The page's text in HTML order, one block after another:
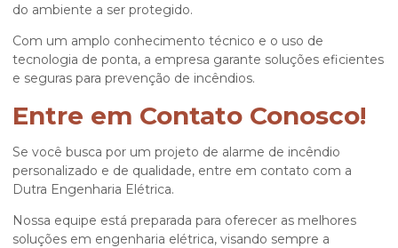
do ambiente a ser protegido.
Com um amplo conhecimento técnico e o uso de
tecnologia de ponta, a empresa garante soluções eficientes
e seguras para prevenção de incêndios.
Entre em Contato Conosco!
Se você busca por um projeto de alarme de incêndio
personalizado e de qualidade, entre em contato com a
Dutra Engenharia Elétrica.
Nossa equipe está preparada para oferecer as melhores
soluções em engenharia elétrica, visando sempre a